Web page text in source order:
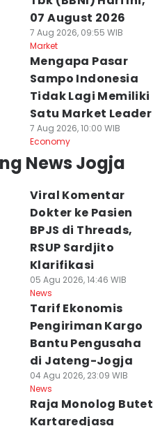
07 August 2026
7 Aug 2026, 09:55 WIB
Market
Mengapa Pasar
Sampo Indonesia
Tidak Lagi Memiliki
Satu Market Leader
7 Aug 2026, 10:00 WIB
Economy
News Jogja
Viral Komentar
Dokter ke Pasien
BPJS di Threads,
RSUP Sardjito
Klarifikasi
05 Agu 2026, 14:46 WIB
News
Tarif Ekonomis
Pengiriman Kargo
Bantu Pengusaha
di Jateng-Jogja
04 Agu 2026, 23:09 WIB
News
Raja Monolog Butet
Kartaredjasa